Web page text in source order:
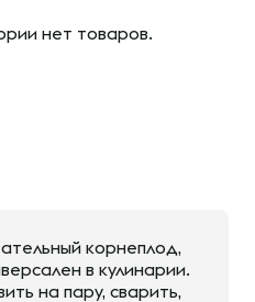
нет товаров.
корнеплод,
в кулинарии.
на пару, сварить,